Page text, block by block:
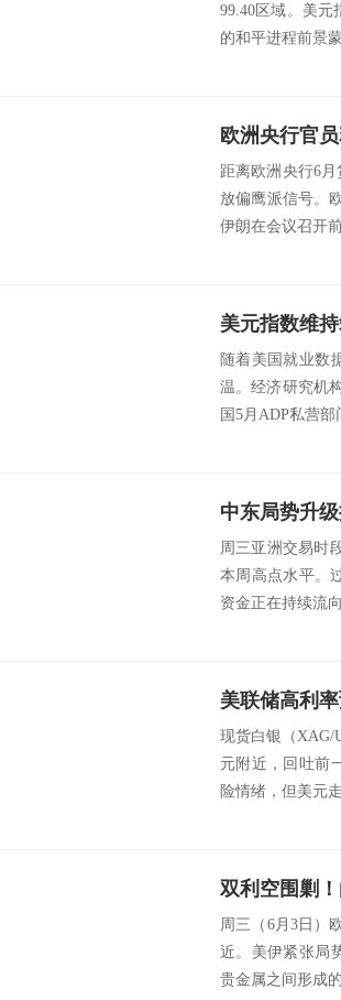
99.40区域。美
的和平进程前景
距离欧洲央行6
放偏鹰派信号。
伊朗在会议召开
美元指数维
随着美国就业数
温。经济研究机
国5月ADP私营
周三亚洲交易时
本周高点水平。
资金正在持续流
现货白银（XAG/
元附近，回吐前
险情绪，但美元
周三（6月3日）
近。美伊紧张局
贵金属之间形成